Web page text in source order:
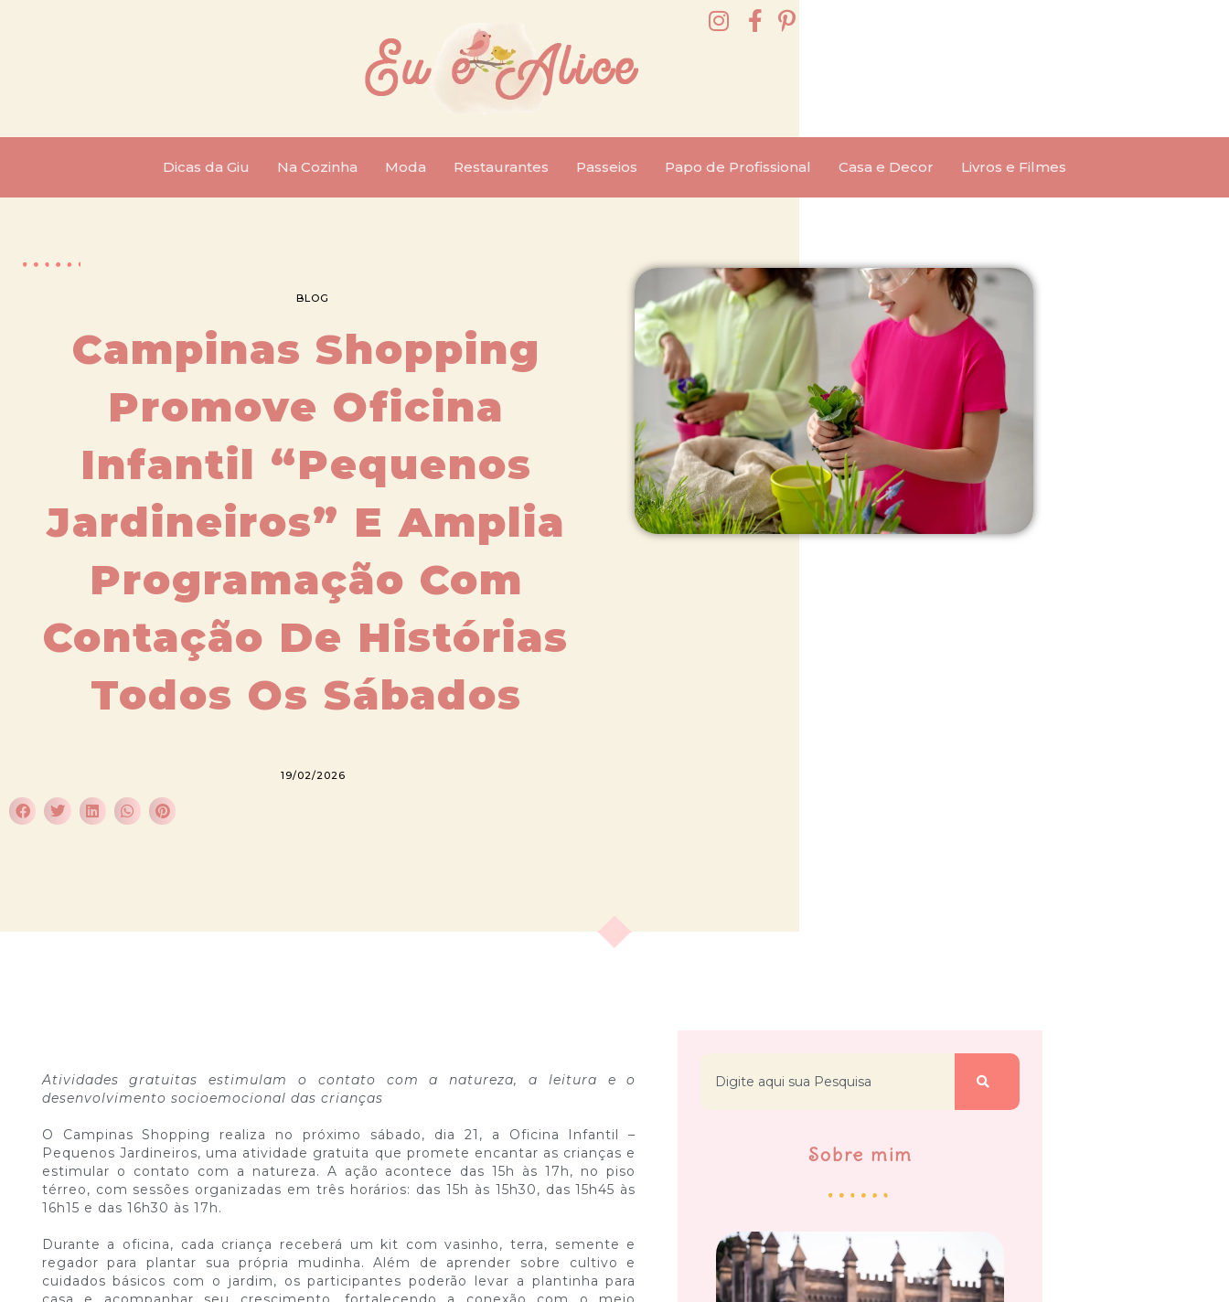
Dicas da Giu Na Cozinha Moda Restaurantes Passeios Papo de Profissional Casa e Decor Livros e Filmes
BLOG
Campinas Shopping
Promove Oficina
Infantil “Pequenos
Jardineiros” E Amplia
Programação Com
Contação De Histórias
Todos Os Sábados
19/02/2026
Atividades gratuitas estimulam o contato com a natureza, a leitura e o
desenvolvimento socioemocional das crianças
O Campinas Shopping realiza no próximo sábado, dia 21, a Oficina Infantil –
Pequenos Jardineiros, uma atividade gratuita que promete encantar as crianças e
estimular o contato com a natureza. A ação acontece das 15h às 17h, no piso
térreo, com sessões organizadas em três horários: das 15h às 15h30, das 15h45 às
16h15 e das 16h30 às 17h.
Durante a oficina, cada criança receberá um kit com vasinho, terra, semente e
regador para plantar sua própria mudinha. Além de aprender sobre cultivo e
cuidados básicos com o jardim, os participantes poderão levar a plantinha para
Sobre mim